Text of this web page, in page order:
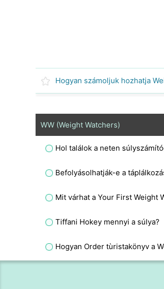
WW (Weight Watchers)
Hol találok a neten
Befolyásolhatják-e a
Mit várhat a Your First Weight
Tiffani Hokey mennyi a súlya?
Hogyan Order tùristakönyv a